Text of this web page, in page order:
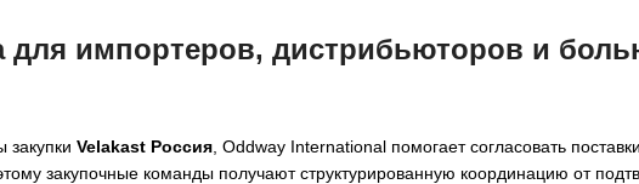
импортеров, дистрибьюторов и
закупки Velakast Россия , Oddway International помогает согласовать
закупочные команды получают структурированную координацию от